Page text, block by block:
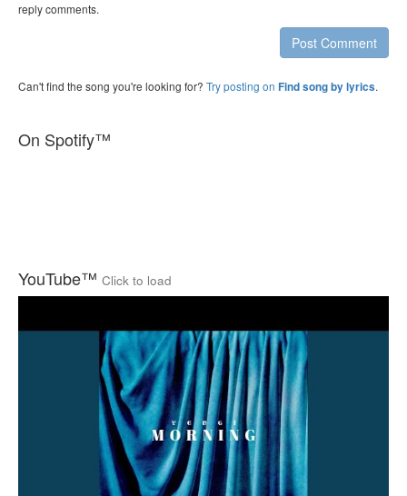
reply comments.
Post Comment
Can't find the song you're looking for? Try posting on Find song by lyrics.
On Spotify™
YouTube™ Click to load